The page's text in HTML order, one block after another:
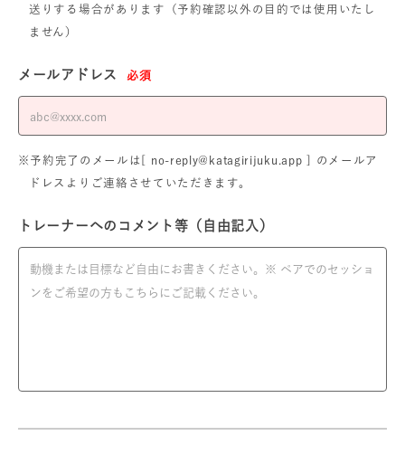
送りする場合があります（予約確認以外の目的では使用いたし
ません）
メールアドレス 必須
※予約完了のメールは[ no-reply@katagirijuku.app ] のメールア
ドレスよりご連絡させていただきます。
トレーナーへのコメント等（自由記入）